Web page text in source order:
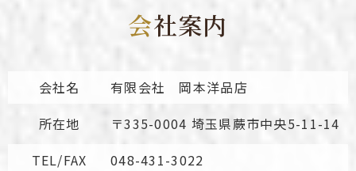
会社案内
会社名
有限会社 岡本洋品店
所在地
〒335-0004 埼玉県蕨市中央5-11-14
TEL/FAX
048-431-3022